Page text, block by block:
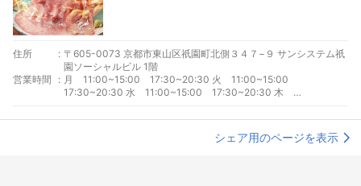
住所 : 〒605-0073 京都市東山区祇園町北側３４７−９ サンシステム祇
園ソーシャルビル 1階
営業時間
: 月 11:00~15:00 17:30~20:30 火 11:00~15:00
17:30~20:30 水 11:00~15:00 17:30~20:30 木
土 11:00~15:00 17:30~20:30 日 11:00~15:00
シェア用のページを表示